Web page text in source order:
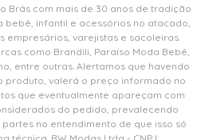
Brás com mais de 30 anos de tradição
infantil e acessórios no atacado,
empresários, varejistas e sacoleiras.
como Brandili, Paraíso Moda Bebê,
entre outras. Alertamos que havendo
produto, valerá o preço informado no
que eventualmente apareçam com
do pedido, prevalecendo
no entendimento de que isso só